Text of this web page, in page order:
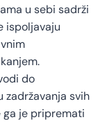
u sebi sadrži
ispoljavaju
do
zadržavanja svih
ga je pripremati